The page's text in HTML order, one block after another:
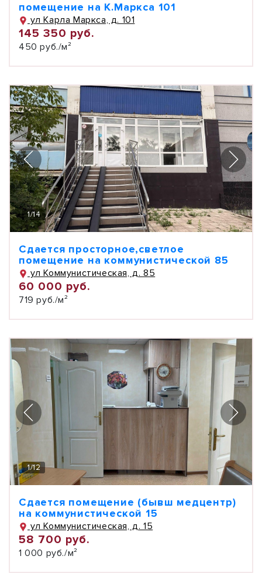
помещение на К.Маркса 101
ул Карла Маркса, д. 101
145 350 руб.
450 руб./м²
1/14
Сдается просторное,светлое
помещение на коммунистической 85
ул Коммунистическая, д. 85
60 000 руб.
719 руб./м²
1/12
Сдается помещение (бывш медцентр)
на коммунистической 15
ул Коммунистическая, д. 15
58 700 руб.
1 000 руб./м²